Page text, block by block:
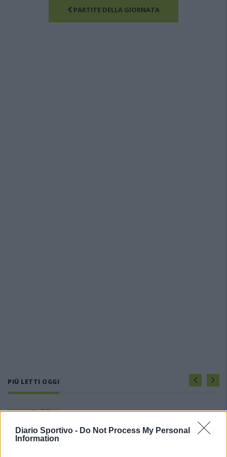
Diario Sportivo - Do Not Process My Personal
Information
PARTITE DELLA GIORNATA
PIÙ LETTI OGGI
Il Selargius rinforza il centrocampo con
6 Ago 2026